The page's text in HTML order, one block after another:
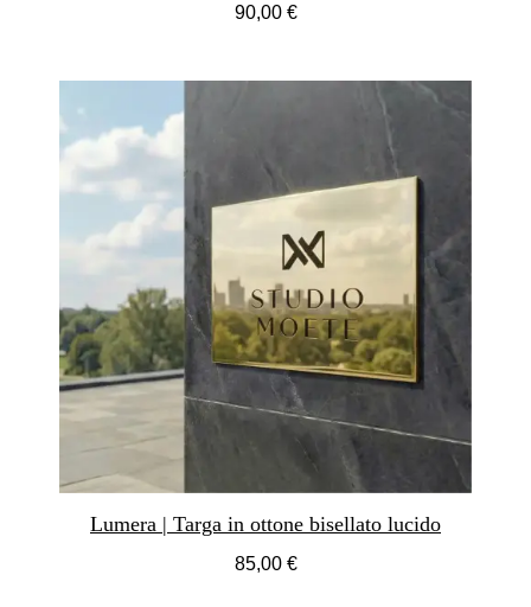
90,00 €
Lumera | Targa in ottone bisellato lucido
85,00 €